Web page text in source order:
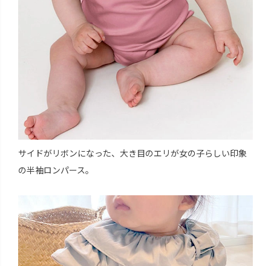
サイドがリボンになった、大き目のエリが女の子らしい印象
の半袖ロンパース。